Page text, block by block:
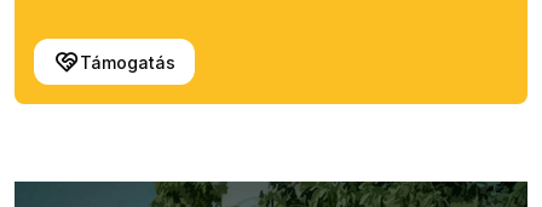
Támogatás